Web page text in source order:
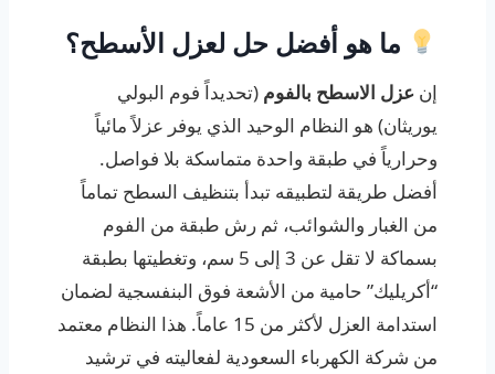
ما هو أفضل حل لعزل الأسطح؟
إن عزل الاسطح بالفوم (تحديداً فوم البولي
يوريثان) هو النظام الوحيد الذي يوفر عزلاً مائياً
وحرارياً في طبقة واحدة متماسكة بلا فواصل.
أفضل طريقة لتطبيقه تبدأ بتنظيف السطح تماماً
من الغبار والشوائب، ثم رش طبقة من الفوم
بسماكة لا تقل عن 3 إلى 5 سم، وتغطيتها بطبقة
“أكريليك” حامية من الأشعة فوق البنفسجية لضمان
استدامة العزل لأكثر من 15 عاماً. هذا النظام معتمد
من شركة الكهرباء السعودية لفعاليته في ترشيد